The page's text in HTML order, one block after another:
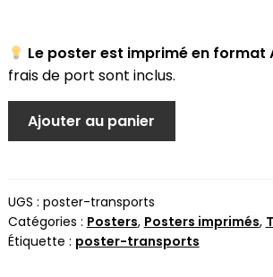
Le poster est imprimé en format
frais de port sont inclus.
quantité
et
maintenant,
caisse
Ajouter au panier
UGS : poster-transports
Catégories : Posters, Posters imprimés,
Étiquette : poster-transports